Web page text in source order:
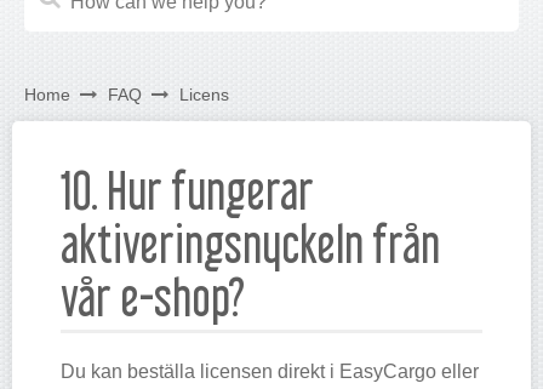
Home FAQ Licens
10. Hur fungerar
aktiveringsnyckeln från
vår e-shop?
Du kan beställa licensen direkt i EasyCargo eller